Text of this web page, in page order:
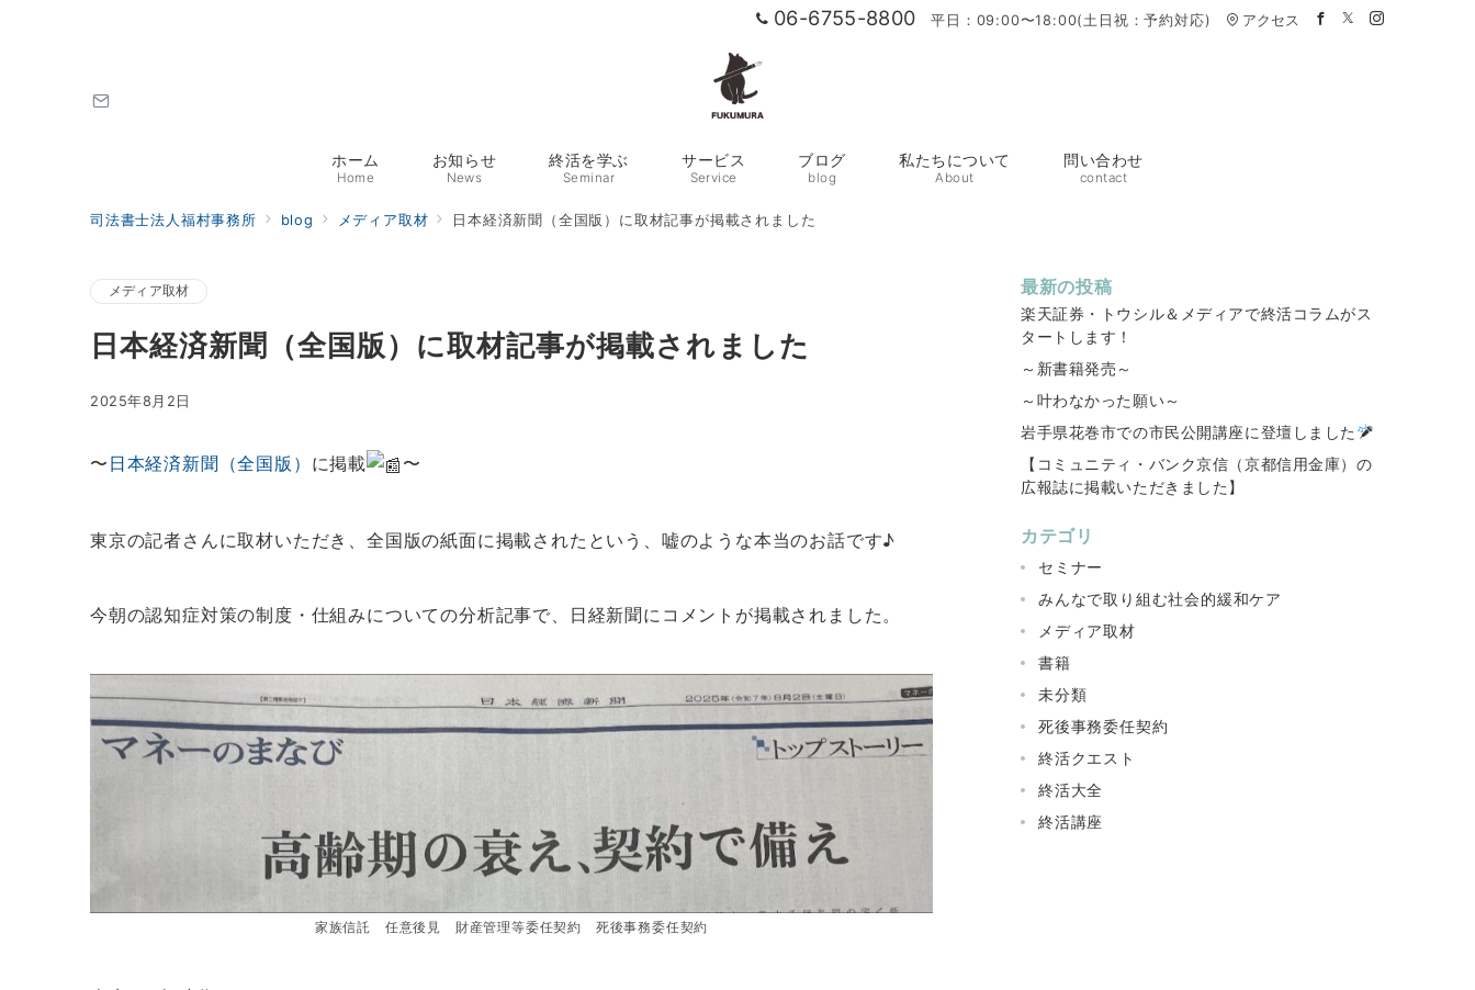
06-6755-8800 平日：09:00〜18:00(土日祝：予約対応) アクセス
ホーム
Home
お知らせ
News
終活を学ぶ
Seminar
サービス
Service
ブログ
blog
私たちについて
About
問い合わせ
contact
司法書士法人福村事務所 blog メディア取材 日本経済新聞（全国版）に取材記事が掲載されました
メディア取材
日本経済新聞（全国版）に取材記事が掲載されました
2025年8月2日
〜 日本経済新聞（全国版） に掲載 〜
東京の記者さんに取材いただき、全国版の紙面に掲載されたという、嘘のような本当のお話です♪
今朝の認知症対策の制度・仕組みについての分析記事で、日経新聞にコメントが掲載されました。
家族信託 任意後見 財産管理等委任契約 死後事務委任契約
最新の投稿
楽天証券・トウシル＆メディアで終活コラムがス
タートします！
～新書籍発売～
～叶わなかった願い～
岩手県花巻市での市民公開講座に登壇しました
【コミュニティ・バンク京信（京都信用金庫）の
広報誌に掲載いただきました】
カテゴリ
セミナー
みんなで取り組む社会的緩和ケア
メディア取材
書籍
未分類
死後事務委任契約
終活クエスト
終活大全
終活講座